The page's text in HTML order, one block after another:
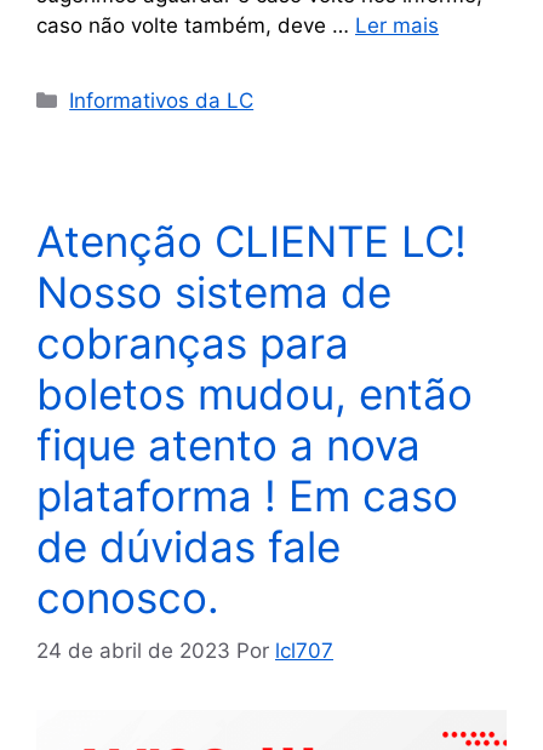
caso não volte também, deve … Ler mais
Informativos da LC
Atenção CLIENTE LC!
Nosso sistema de
cobranças para
boletos mudou, então
fique atento a nova
plataforma ! Em caso
de dúvidas fale
conosco.
24 de abril de 2023 Por lcl707